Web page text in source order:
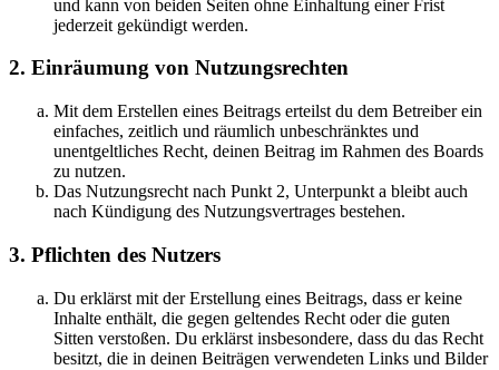
und kann von beiden Seiten ohne Einhaltung einer Frist
jederzeit gekündigt werden.
2. Einräumung von Nutzungsrechten
Mit dem Erstellen eines Beitrags erteilst du dem Betreiber ein
einfaches, zeitlich und räumlich unbeschränktes und
unentgeltliches Recht, deinen Beitrag im Rahmen des Boards
zu nutzen.
Das Nutzungsrecht nach Punkt 2, Unterpunkt a bleibt auch
nach Kündigung des Nutzungsvertrages bestehen.
3. Pflichten des Nutzers
Du erklärst mit der Erstellung eines Beitrags, dass er keine
Inhalte enthält, die gegen geltendes Recht oder die guten
Sitten verstoßen. Du erklärst insbesondere, dass du das Recht
besitzt, die in deinen Beiträgen verwendeten Links und Bilder